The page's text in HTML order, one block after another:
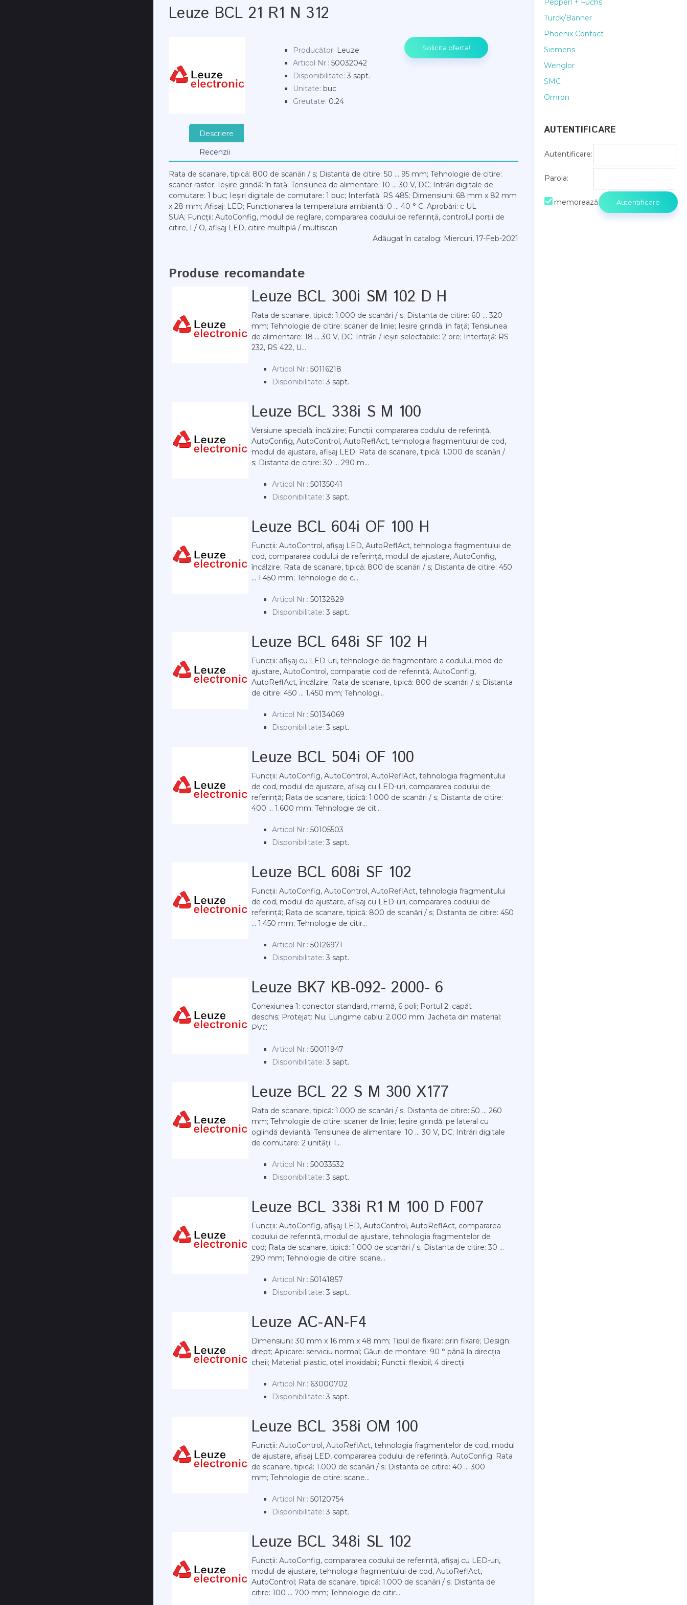
Leuze BCL 21 R1 N 312
Producător: Leuze
Articol Nr.: 50032042
Disponibilitate: 3 sapt.
Unitate: buc
Greutate: 0.24
Descriere
Recenzii
Rata de scanare, tipică: 800 de scanări / s; Distanta de citire: 50 ... 95 mm; Tehnologie de citire:
scaner raster; Ieșire grindă: în față; Tensiunea de alimentare: 10 ... 30 V, DC; Intrări digitale de
comutare: 1 buc; Ieșiri digitale de comutare: 1 buc; Interfață: RS 485; Dimensiuni: 68 mm x 82 mm
x 28 mm; Afișaj: LED; Funcționarea la temperatura ambiantă: 0 ... 40 ° C; Aprobări: c UL
SUA; Funcții: AutoConfig, modul de reglare, compararea codului de referință, controlul porții de
citire, I / O, afișaj LED, citire multiplă / multiscan
Adăugat în catalog: Miercuri, 17-Feb-2021
Produse recomandate
Leuze BCL 300i SM 102 D H
Rata de scanare, tipică: 1.000 de scanări / s; Distanta de citire: 60 ... 320
mm; Tehnologie de citire: scaner de linie; Ieșire grindă: în față; Tensiunea
de alimentare: 18 ... 30 V, DC; Intrări / ieșiri selectabile: 2 ore; Interfață: RS
232, RS 422, U...
Articol Nr.: 50116218
Disponibilitate: 3 sapt.
Leuze BCL 338i S M 100
Versiune specială: încălzire; Funcții: compararea codului de referință,
AutoConfig, AutoControl, AutoReflAct, tehnologia fragmentului de cod,
modul de ajustare, afișaj LED; Rata de scanare, tipică: 1.000 de scanări /
s; Distanta de citire: 30 ... 290 m...
Articol Nr.: 50135041
Disponibilitate: 3 sapt.
Leuze BCL 604i OF 100 H
Funcții: AutoControl, afișaj LED, AutoReflAct, tehnologia fragmentului de
cod, compararea codului de referință, modul de ajustare, AutoConfig,
încălzire; Rata de scanare, tipică: 800 de scanări / s; Distanta de citire: 450
... 1.450 mm; Tehnologie de c...
Articol Nr.: 50132829
Disponibilitate: 3 sapt.
Leuze BCL 648i SF 102 H
Funcții: afișaj cu LED-uri, tehnologie de fragmentare a codului, mod de
ajustare, AutoControl, comparație cod de referință, AutoConfig,
AutoReflAct, încălzire; Rata de scanare, tipică: 800 de scanări / s; Distanta
de citire: 450 ... 1.450 mm; Tehnologi...
Articol Nr.: 50134069
Disponibilitate: 3 sapt.
Leuze BCL 504i OF 100
Funcții: AutoConfig, AutoControl, AutoReflAct, tehnologia fragmentului
de cod, modul de ajustare, afișaj cu LED-uri, compararea codului de
referință; Rata de scanare, tipică: 1.000 de scanări / s; Distanta de citire:
400 ... 1.600 mm; Tehnologie de cit...
Articol Nr.: 50105503
Disponibilitate: 3 sapt.
Leuze BCL 608i SF 102
Funcții: AutoConfig, AutoControl, AutoReflAct, tehnologia fragmentului
de cod, modul de ajustare, afișaj cu LED-uri, compararea codului de
referință; Rata de scanare, tipică: 800 de scanări / s; Distanta de citire: 450
... 1.450 mm; Tehnologie de citir...
Articol Nr.: 50126971
Disponibilitate: 3 sapt.
Leuze BK7 KB-092- 2000- 6
Conexiunea 1: conector standard, mamă, 6 poli; Portul 2: capăt
deschis; Protejat: Nu; Lungime cablu: 2.000 mm; Jacheta din material:
PVC
Articol Nr.: 50011947
Disponibilitate: 3 sapt.
Leuze BCL 22 S M 300 X177
Rata de scanare, tipică: 1.000 de scanări / s; Distanta de citire: 50 ... 260
mm; Tehnologie de citire: scaner de linie; Ieșire grindă: pe lateral cu
oglindă deviantă; Tensiunea de alimentare: 10 ... 30 V, DC; Intrări digitale
de comutare: 2 unități; I...
Articol Nr.: 50033532
Disponibilitate: 3 sapt.
Leuze BCL 338i R1 M 100 D F007
Funcții: AutoConfig, afișaj LED, AutoControl, AutoReflAct, compararea
codului de referință, modul de ajustare, tehnologia fragmentelor de
cod; Rata de scanare, tipică: 1.000 de scanări / s; Distanta de citire: 30 ...
290 mm; Tehnologie de citire: scane...
Articol Nr.: 50141857
Disponibilitate: 3 sapt.
Leuze AC-AN-F4
Dimensiuni: 30 mm x 16 mm x 48 mm; Tipul de fixare: prin fixare; Design:
drept; Aplicare: serviciu normal; Găuri de montare: 90 ° până la direcția
cheii; Material: plastic, oțel inoxidabil; Funcții: flexibil, 4 direcții
Articol Nr.: 63000702
Disponibilitate: 3 sapt.
Leuze BCL 358i OM 100
Funcții: AutoControl, AutoReflAct, tehnologia fragmentelor de cod, modul
de ajustare, afișaj LED, compararea codului de referință, AutoConfig; Rata
de scanare, tipică: 1.000 de scanări / s; Distanta de citire: 40 ... 300
mm; Tehnologie de citire: scane...
Articol Nr.: 50120754
Disponibilitate: 3 sapt.
Leuze BCL 348i SL 102
Funcții: AutoConfig, compararea codului de referință, afișaj cu LED-uri,
modul de ajustare, tehnologia fragmentului de cod, AutoReflAct,
AutoControl; Rata de scanare, tipică: 1.000 de scanări / s; Distanta de
citire: 100 ... 700 mm; Tehnologie de citir...
Pepperl + Fuchs
Turck/Banner
Phoenix Contact
Siemens
Wenglor
SMC
Omron
AUTENTIFICARE
Autentificare:
Parola:
memorează